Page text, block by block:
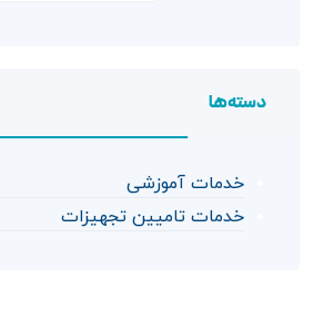
دسته‌ها
خدمات آموزشی
خدمات تامیین تجهیزات